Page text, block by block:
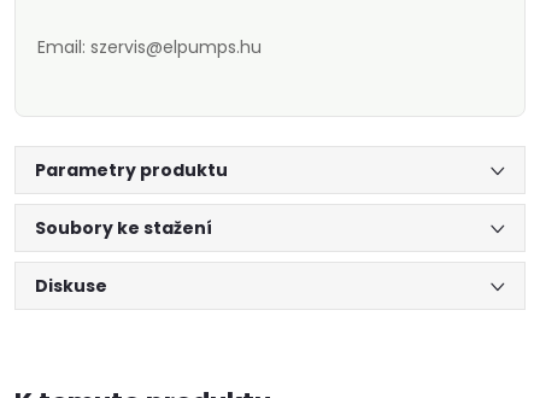
Email: szervis@elpumps.hu
Parametry produktu
Soubory ke stažení
Diskuse